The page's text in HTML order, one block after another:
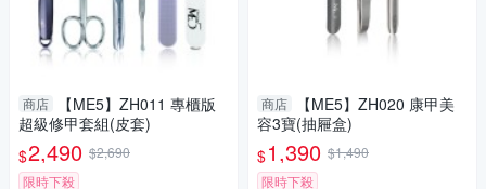
商店
【ME5】ZH011 專櫃版
超級修甲套組(皮套)
$2,490 $2,690
限時下殺
商店
【ME5】ZH020 康甲美
容3寶(抽屜盒)
$1,390 $1,490
限時下殺